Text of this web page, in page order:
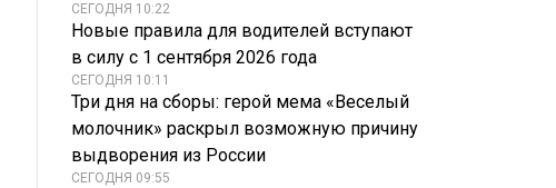
СЕГОДНЯ 10:22
Новые правила для водителей вступают
в силу с 1 сентября 2026 года
СЕГОДНЯ 10:11
Три дня на сборы: герой мема «Веселый
молочник» раскрыл возможную причину
выдворения из России
СЕГОДНЯ 09:55